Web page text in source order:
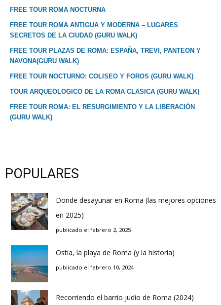
FREE TOUR ROMA NOCTURNA
FREE TOUR ROMA ANTIGUA Y MODERNA – LUGARES
SECRETOS DE LA CIUDAD (GURU WALK)
FREE TOUR PLAZAS DE ROMA: ESPAÑA, TREVI, PANTEON Y
NAVONA(GURU WALK)
FREE TOUR NOCTURNO: COLISEO Y FOROS (GURU WALK)
TOUR ARQUEOLOGICO DE LA ROMA CLASICA (GURU WALK)
FREE TOUR ROMA: EL RESURGIMIENTO Y LA LIBERACIÓN
(GURU WALK)
POPULARES
Donde desayunar en Roma (las mejores opciones
en 2025)
publicado el febrero 2, 2025
Ostia, la playa de Roma (y la historia)
publicado el febrero 10, 2024
Recorriendo el barrio judío de Roma (2024)